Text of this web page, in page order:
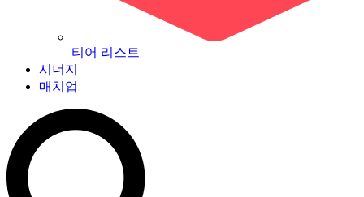
티어 리스트
시너지
매치업